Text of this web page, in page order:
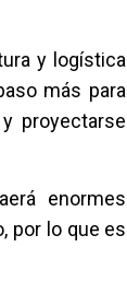
y logística
más para
proyectarse
enormes
por lo que es